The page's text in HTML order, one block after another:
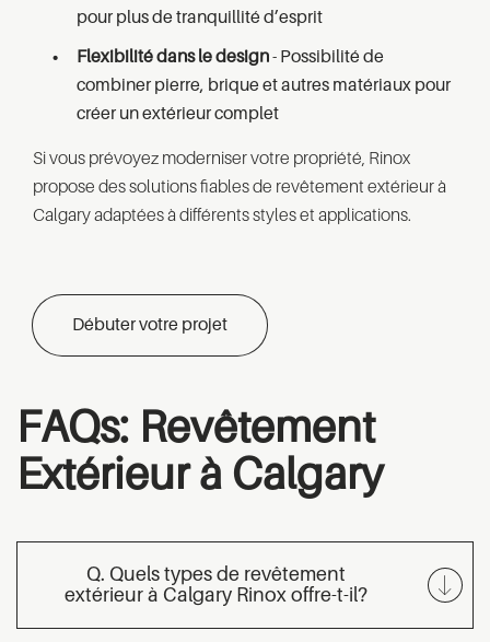
pour plus de tranquillité d’esprit
Flexibilité dans le design- Possibilité de
combiner pierre, brique et autres matériaux pour
créer un extérieur complet
Si vous prévoyez moderniser votre propriété, Rinox
propose des solutions fiables de revêtement extérieur à
Calgary adaptées à différents styles et applications.
Débuter votre projet
FAQs: Revêtement
Extérieur à Calgary
Q. Quels types de revêtement
extérieur à Calgary Rinox offre-t-il?